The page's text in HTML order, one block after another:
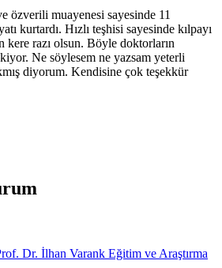
özverili muayenesi sayesinde 11
kurtardı. Hızlı teşhisi sayesinde kılpayı
razı olsun. Böyle doktorların
Ne söylesem ne yazsam yeterli
diyorum. Kendisine çok teşekkür
Dr. İlhan Varank Eğitim ve Araştırma